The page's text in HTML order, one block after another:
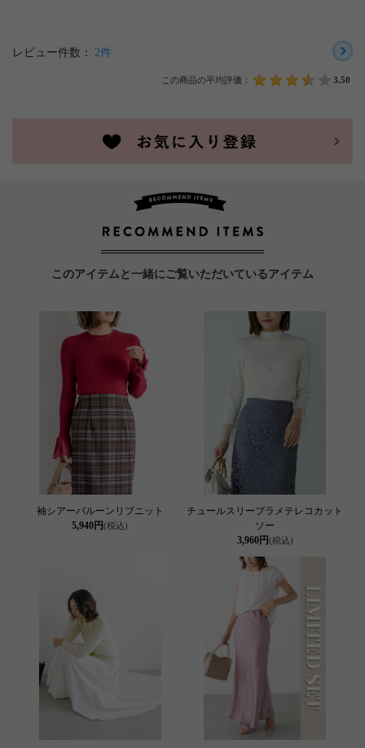
レビュー件数： 2件
この商品の平均評価： 3.50
このアイテムと一緒にご覧いただいているアイテム
袖シアーバルーンリブニット
5,940円(税込)
チュールスリーブラメテレコカット
ソー
3,960円(税込)